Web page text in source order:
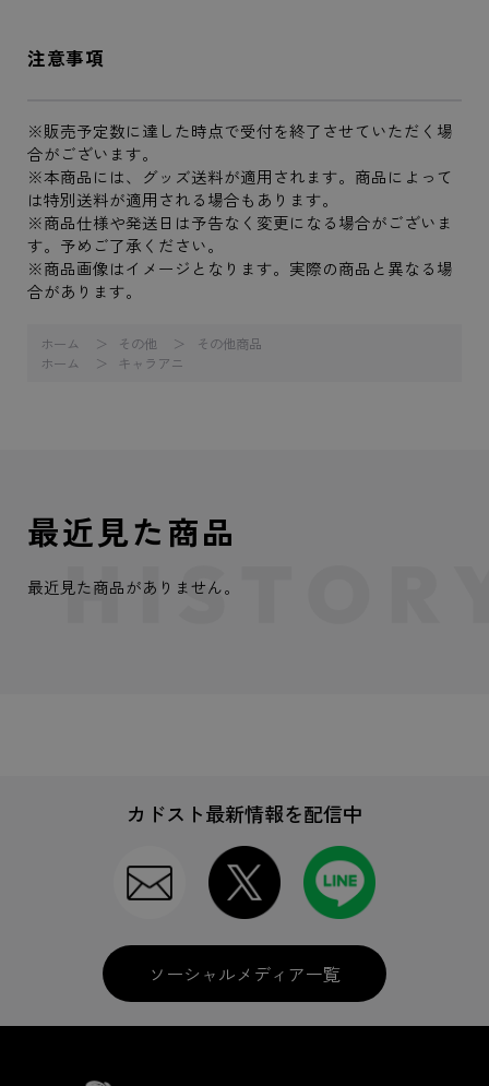
注意事項
※販売予定数に達した時点で受付を終了させていただく場
合がございます。
※本商品には、グッズ送料が適用されます。商品によって
は特別送料が適用される場合もあります。
※商品仕様や発送日は予告なく変更になる場合がございま
す。予めご了承ください。
※商品画像はイメージとなります。実際の商品と異なる場
合があります。
ホーム その他
その他商品
ホーム
キャラアニ
最近見た商品
最近見た商品がありません。
カドスト最新情報を配信中
ソーシャルメディア一覧